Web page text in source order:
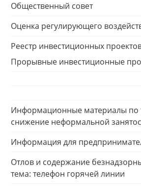
Общественный совет
Оценка регулирующего
Реестр инвестиционных
Прорывные инвестиционные
Информационные материалы по
снижение неформальной
Информация для
Отлов и содержание
тема: телефон горячей линии